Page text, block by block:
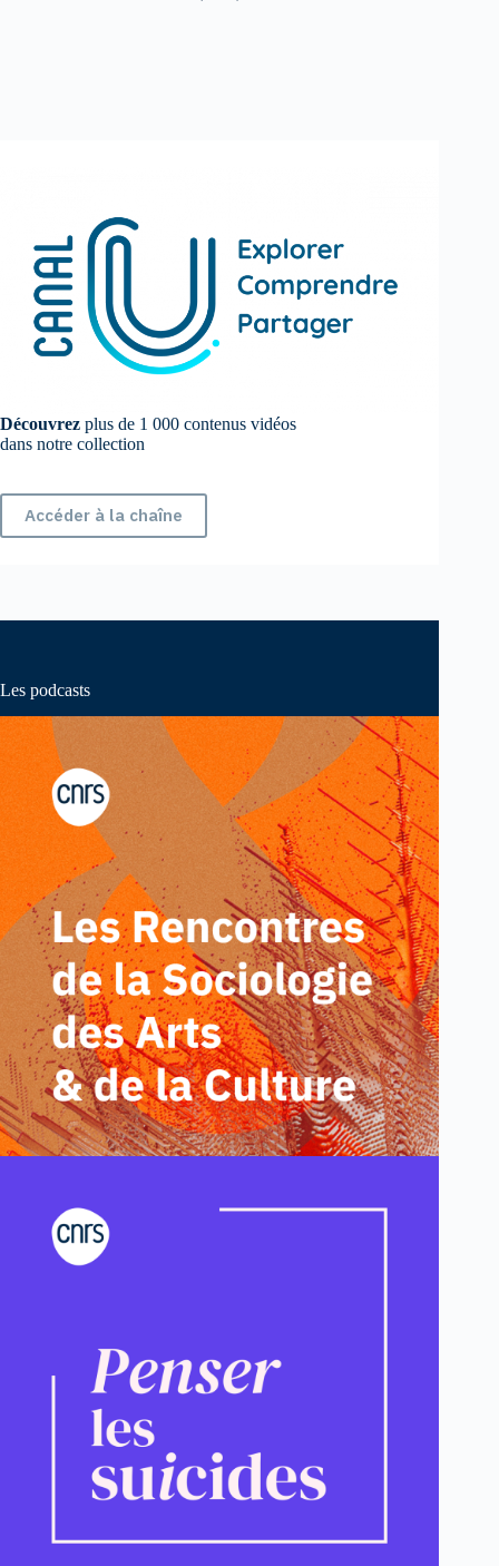
Découvrez plus de 1 000 contenus vidéos
dans notre collection
Accéder à la chaîne
Les podcasts